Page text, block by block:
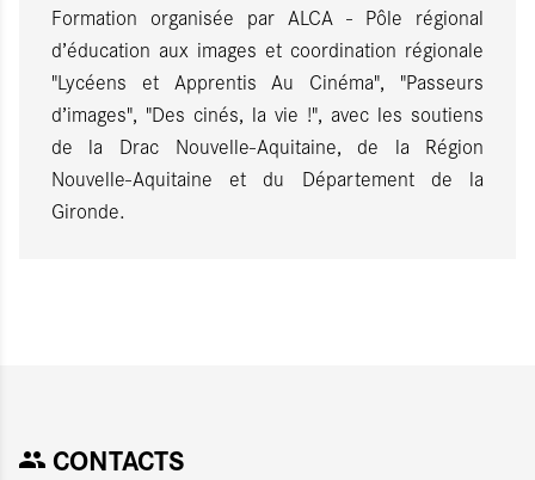
Formation organisée par ALCA - Pôle régional
d’éducation aux images et coordination régionale
"Lycéens et Apprentis Au Cinéma", "Passeurs
d’images", "Des cinés, la vie !", avec les soutiens
de la Drac Nouvelle-Aquitaine, de la Région
Nouvelle-Aquitaine et du Département de la
Gironde.
CONTACTS